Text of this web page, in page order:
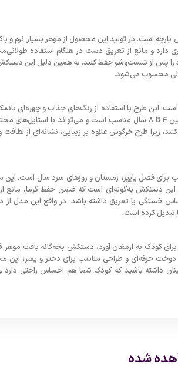
پارچه است. در تولید این محصول از موهر بسیار نرم و
دارد و مانع از تعریق دست در هنگام استفاده
پس از شست‌وشو حفظ کنند. به همین دلیل این دستکش
عالی محسوب می‌شود.
این طرح با استفاده از رنگ‌های جذاب و چهره‌ای
بازی و نشاط در کودک می‌شود. به همین دلیل این دستکش برای هر دو گروه دختران و پسران بین ۴ تا ۸ سال مناسب
زیرا طرح خرگوش علاوه بر زیبایی، نشانه‌ای از
فصل پاییز، زمستان و روزهای سرد سال است.
این دستکش به‌گونه‌ای است که ضمن حفظ گرما، مانع
خستگی یا تعریق داشته باشد. در واقع این مدل
تبدیل کرده است.
برای کودک به ارمغان آورد، دستکش بچه‌گانه بافت
حرفه‌ای و طراحی مناسب برای دختر و پسر، این
داشته باشید که کودک شما هم احساس راحتی دارد
شده